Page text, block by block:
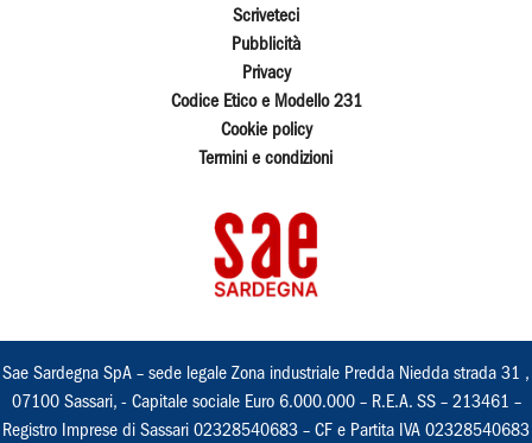
Scriveteci
Pubblicità
Privacy
Codice Etico e Modello 231
Cookie policy
Termini e condizioni
Sae Sardegna SpA – sede legale Zona industriale Predda Niedda strada 31 ,
07100 Sassari, - Capitale sociale Euro 6.000.000 – R.E.A. SS – 213461 –
Registro Imprese di Sassari 02328540683 – CF e Partita IVA 02328540683